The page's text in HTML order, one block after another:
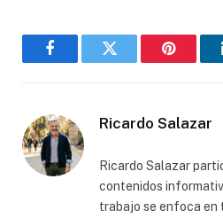
FacebookGorjeo Pinterest
Ricardo Salazar
Ricardo Salazar
contenidos
trabajo se enfoca en